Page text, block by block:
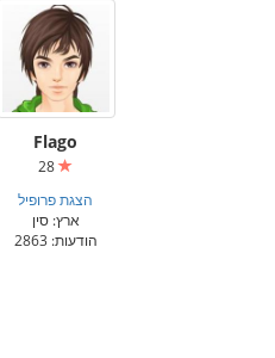
Flago
הצגת פרופיל
ארץ: סין
הודעות: 2863